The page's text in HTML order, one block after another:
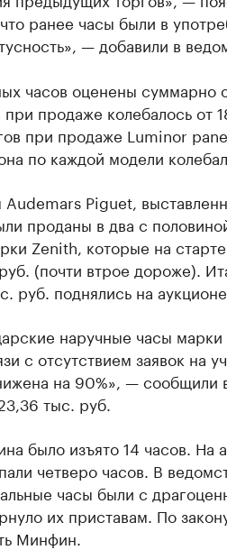
ранее часы были в
— добавили в
часов оценены суммарно
при продаже колебалось от
при продаже Luminor
по каждой модели
Audemars Piguet,
проданы в два с
Zenith, которые на старте
(почти втрое дороже).
руб. поднялись на
наручные часы
с отсутствием заявок на
на 90%», — сообщили
тыс. руб.
было изъято 14 часов. На
четверо часов. В
часы были с
их приставам. По
Минфин.